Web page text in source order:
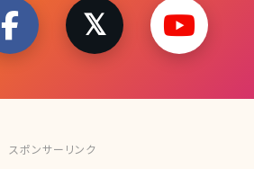
スポンサーリンク